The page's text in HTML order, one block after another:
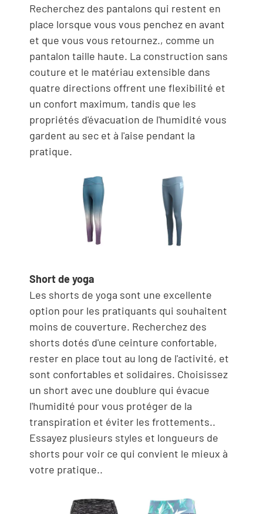
Recherchez des pantalons qui restent en
place lorsque vous vous penchez en avant
et que vous vous retournez., comme un
pantalon taille haute. La construction sans
couture et le matériau extensible dans
quatre directions offrent une flexibilité et
un confort maximum, tandis que les
propriétés d'évacuation de l'humidité vous
gardent au sec et à l'aise pendant la
pratique.
Short de yoga
Les shorts de yoga sont une excellente
option pour les pratiquants qui souhaitent
moins de couverture. Recherchez des
shorts dotés d'une ceinture confortable,
rester en place tout au long de l'activité, et
sont confortables et solidaires. Choisissez
un short avec une doublure qui évacue
l'humidité pour vous protéger de la
transpiration et éviter les frottements..
Essayez plusieurs styles et longueurs de
shorts pour voir ce qui convient le mieux à
votre pratique..